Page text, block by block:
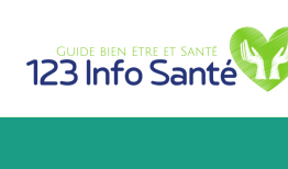
contenu